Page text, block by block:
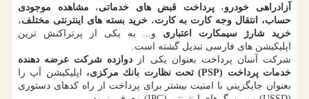
آزادراهی خودرو،پرداخت قبض های خدماتی، مشاهده موجودی
حساب، انتقال وجه كارت به كارت،خرید بسته های اینترنتی مختلف،
خرید شارژ سیمكارت اعتباری و... به یكی از پرتراكنش ترین
اپلیكیشن های فارسی تبدیل گشته است.
شركت آسان پرداخت بعنوان یكی از دوازده شركت عرضه دهنده
خدمات پرداخت (PSP) تحت نظارت بانك مركزی، اپلیكیشن آپ را
بعنوان جایگزینی با امنیت بیشتر برای پرداخت از راه كدهای دستوری